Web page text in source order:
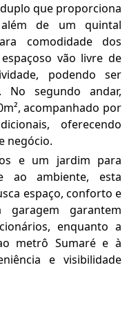
que proporciona
de um quintal
comodidade dos
vão livre de
podendo ser
No segundo andar,
acompanhado por
oferecendo
negócio.
e um jardim para
ao ambiente, esta
espaço, conforto e
garagem garantem
enquanto a
metrô Sumaré e à
e visibilidade